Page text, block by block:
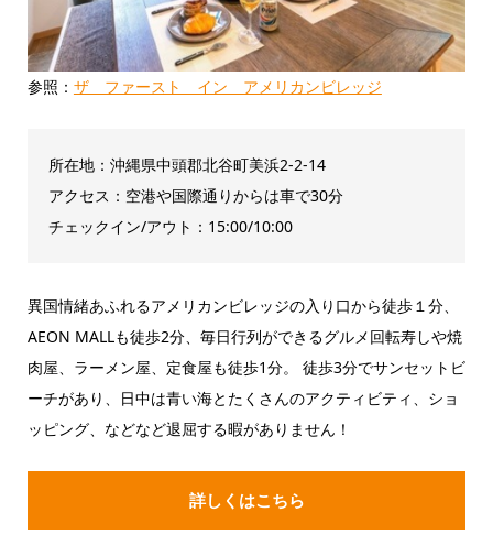
参照： ザ ファースト イン アメリカンビレッジ
所在地：沖縄県中頭郡北谷町美浜2-2-14
アクセス：空港や国際通りからは車で30分
チェックイン/アウト：15:00/10:00
異国情緒あふれるアメリカンビレッジの入り口から徒歩１分、
AEON MALLも徒歩2分、毎日行列ができるグルメ回転寿しや焼
肉屋、ラーメン屋、定食屋も徒歩1分。 徒歩3分でサンセットビ
ーチがあり、日中は青い海とたくさんのアクティビティ、ショ
ッピング、などなど退屈する暇がありません！
詳しくはこちら